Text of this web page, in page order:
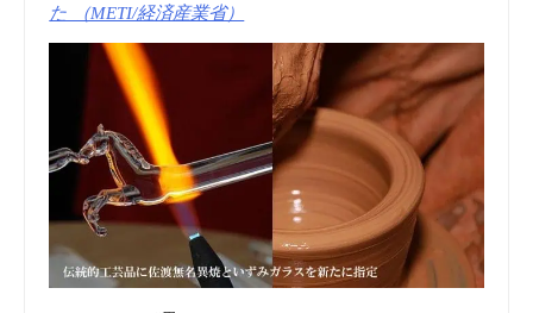
た （METI/経済産業省）